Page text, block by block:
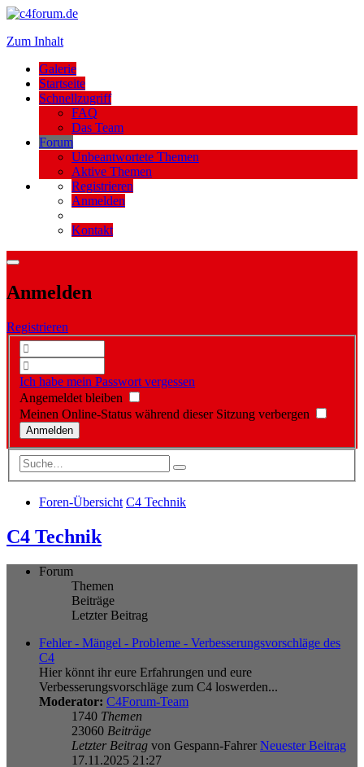
Zum Inhalt
Galerie
Startseite
Schnellzugriff
FAQ
Das Team
Forum
Unbeantwortete Themen
Aktive Themen
Registrieren
Anmelden
Kontakt
Anmelden
Registrieren
Ich habe mein Passwort vergessen
Angemeldet bleiben
Meinen Online-Status während dieser Sitzung verbergen
Foren-Übersicht C4 Technik
C4 Technik
Forum
Themen
Beiträge
Letzter Beitrag
Fehler - Mängel - Probleme - Verbesserungsvorschläge des
C4
Hier könnt ihr eure Erfahrungen und eure
Verbesserungsvorschläge zum C4 loswerden...
Moderator: C4Forum-Team
1740 Themen
23060 Beiträge
Letzter Beitrag von Gespann-Fahrer Neuester Beitrag
17.11.2025 21:27